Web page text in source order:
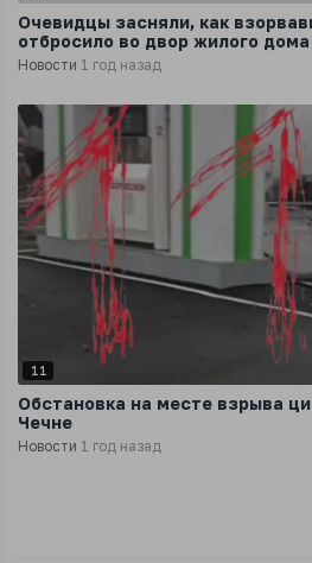
Очевидцы засняли, как
отбросило во двор жилого
Новости 1 год назад
11
Обстановка на месте взрыва
Чечне
Новости 1 год назад